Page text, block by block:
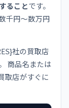
ることです。
千円〜数万円
社の買取店
商品名または
取店がすぐに